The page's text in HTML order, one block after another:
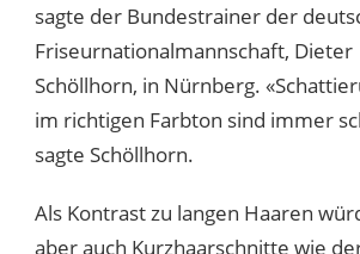
sagte der Bundestrainer der
Friseurnationalmannschaft, Dieter
Schöllhorn, in Nürnberg.
im richtigen Farbton sind immer
sagte Schöllhorn.
Als Kontrast zu langen Haaren
aber auch Kurzhaarschnitte wie